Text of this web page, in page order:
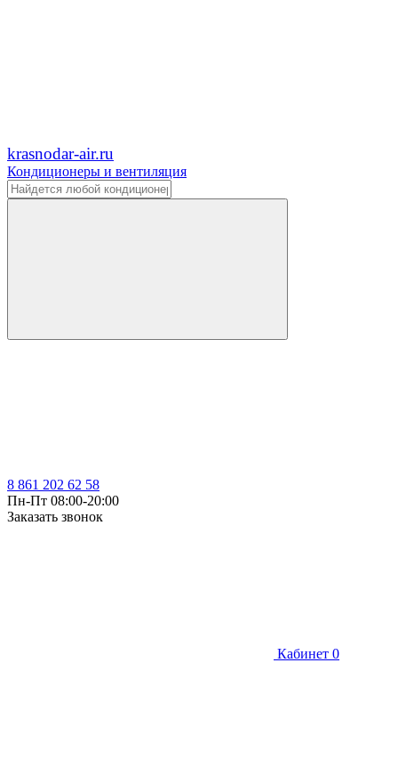
krasnodar-air.ru
Кондиционеры и вентиляция
8 861 202 62 58
Пн-Пт 08:00-20:00
Заказать звонок
Кабинет 0